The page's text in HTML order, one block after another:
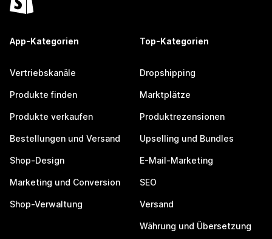
App-Kategorien
Vertriebskanäle
Produkte finden
Produkte verkaufen
Bestellungen und Versand
Shop-Design
Marketing und Conversion
Shop-Verwaltung
Top-Kategorien
Dropshipping
Marktplätze
Produktrezensionen
Upselling und Bundles
E-Mail-Marketing
SEO
Versand
Währung und Übersetzung